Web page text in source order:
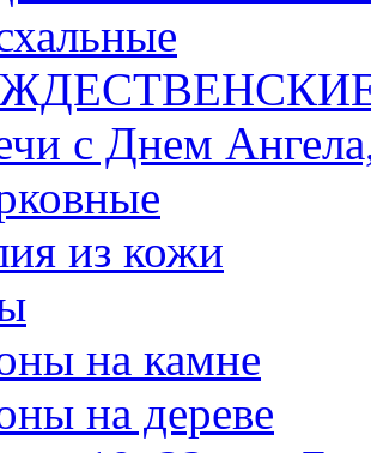
с Днем
из кожи
на камне
на дереве